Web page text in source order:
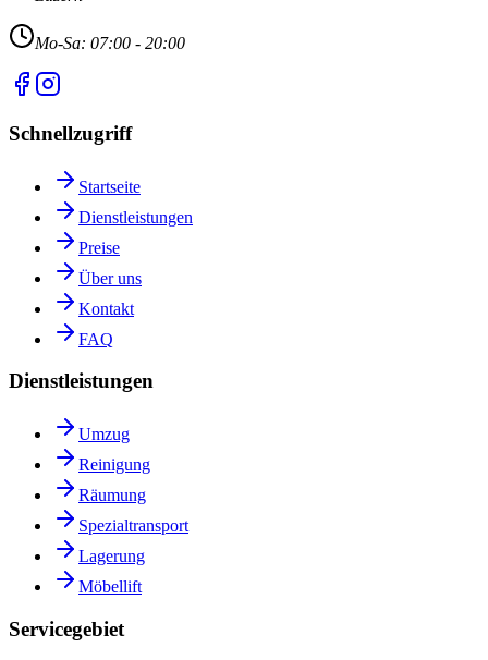
Mo-Sa: 07:00 - 20:00
Schnellzugriff
Startseite
Dienstleistungen
Preise
Über uns
Kontakt
FAQ
Dienstleistungen
Umzug
Reinigung
Räumung
Spezialtransport
Lagerung
Möbellift
Servicegebiet